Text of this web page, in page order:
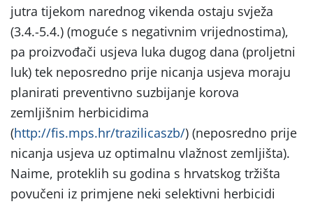
jutra tijekom narednog vikenda ostaju svježa
(3.4.-5.4.) (moguće s negativnim vrijednostima),
pa proizvođači usjeva luka dugog dana (proljetni
luk) tek neposredno prije nicanja usjeva moraju
planirati preventivno suzbijanje korova
zemljišnim herbicidima
(http://fis.mps.hr/trazilicaszb/) (neposredno prije
nicanja usjeva uz optimalnu vlažnost zemljišta).
Naime, proteklih su godina s hrvatskog tržišta
povučeni iz primjene neki selektivni herbicidi